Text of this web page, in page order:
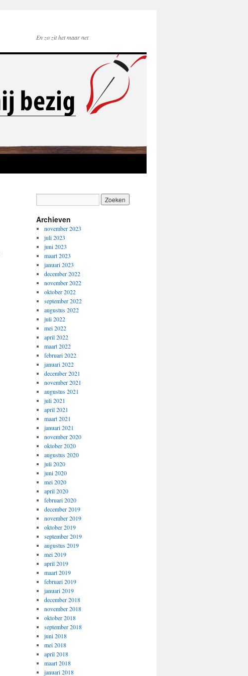
En zo zit het maar net
Archieven
november 2023
juli 2023
juni 2023
maart 2023
januari 2023
december 2022
november 2022
oktober 2022
september 2022
augustus 2022
juli 2022
mei 2022
april 2022
maart 2022
februari 2022
januari 2022
december 2021
november 2021
augustus 2021
juli 2021
april 2021
maart 2021
januari 2021
november 2020
oktober 2020
augustus 2020
juli 2020
juni 2020
mei 2020
april 2020
februari 2020
december 2019
november 2019
oktober 2019
september 2019
augustus 2019
mei 2019
april 2019
maart 2019
februari 2019
januari 2019
december 2018
november 2018
oktober 2018
september 2018
juni 2018
mei 2018
april 2018
maart 2018
januari 2018